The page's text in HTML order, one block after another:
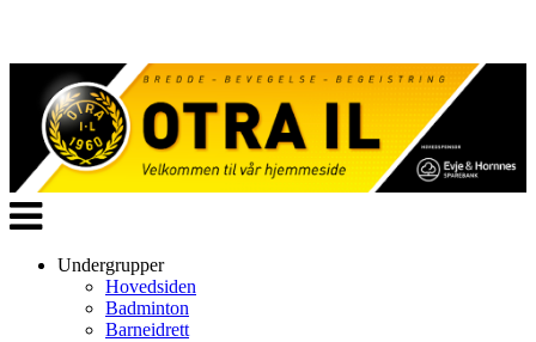
Veksle
navigasjon
Undergrupper
Hovedsiden
Badminton
Barneidrett